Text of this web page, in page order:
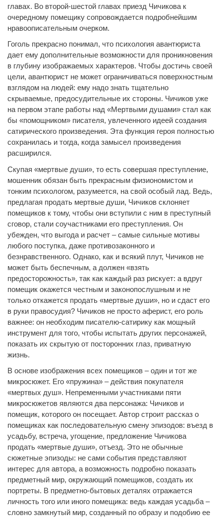
главах. Во второй-шестой главах приезд Чичикова к
очередному помещику сопровождается подробнейшим
нравоописательным очерком.
Гоголь прекрасно понимал, что психология авантюриста
дает ему дополнительные возможности для проникновения
в глубину изображаемых характеров. Чтобы достичь своей
цели, авантюрист не может ограничиваться поверхностным
взглядом на людей: ему надо знать тщательно
скрываемые, предосудительные их стороны. Чичиков уже
на первом этапе работы над «Мертвыми душами» стал как
бы «помощником» писателя, увлеченного идеей создания
сатирического произведения. Эта функция героя полностью
сохранилась и тогда, когда замысел произведения
расширился.
Скупая «мертвые души», то есть совершая преступление,
мошенник обязан быть прекрасным физиономистом и
тонким психологом, разумеется, на свой особый лад. Ведь,
предлагая продать мертвые души, Чичиков склоняет
помещиков к тому, чтобы они вступили с ним в преступный
сговор, стали соучастниками его преступления. Он
убежден, что выгода и расчет – самые сильные мотивы
любого поступка, даже противозаконного и
безнравственного. Однако, как и всякий плут, Чичиков не
может быть беспечным, а должен «взять
предосторожность», так как каждый раз рискует: а вдруг
помещик окажется честным и законопослушным и не
только откажется продать «мертвые души», но и сдаст его
в руки правосудия? Чичиков не просто аферист, его роль
важнее: он необходим писателю-сатирику как мощный
инструмент для того, чтобы испытать других персонажей,
показать их скрытую от посторонних глаз, приватную
жизнь.
В основе изображения всех помещиков – один и тот же
микросюжет. Его «пружина» – действия покупателя
«мертвых душ». Непременными участниками пяти
микросюжетов являются два персонажа: Чичиков и
помещик, которого он посещает. Автор строит рассказ о
помещиках как последовательную смену эпизодов: въезд в
усадьбу, встреча, угощение, предложение Чичикова
продать «мертвые души», отъезд. Это не обычные
сюжетные эпизоды: не сами события представляют
интерес для автора, а возможность подробно показать
предметный мир, окружающий помещиков, создать их
портреты. В предметно-бытовых деталях отражается
личность того или иного помещика: ведь каждая усадьба –
словно замкнутый мир, созданный по образу и подобию ее